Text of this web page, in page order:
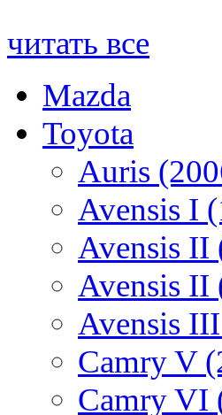
читать все
Mazda
Toyota
Auris
Avensis I
Avensis II
Avensis II
Avensis
Camry V
Camry VI